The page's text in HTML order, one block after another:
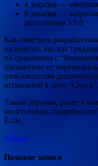
4 декабря —
8 декабря —
дополнения 3.5.0
Как отметили
на неделю, яко как
по сравнению с
отклонение от
пользователям
испытаний в лиге “Спуск”.
Таким образом, ранее в
много новых
Exile.
goha.ru
Похожие записи